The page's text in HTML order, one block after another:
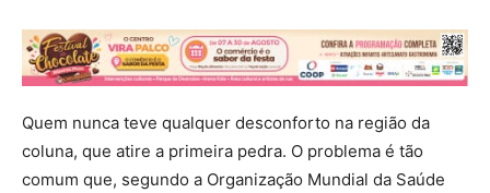
Quem nunca teve qualquer desconforto na região da
coluna, que atire a primeira pedra. O problema é tão
comum que, segundo a Organização Mundial da Saúde